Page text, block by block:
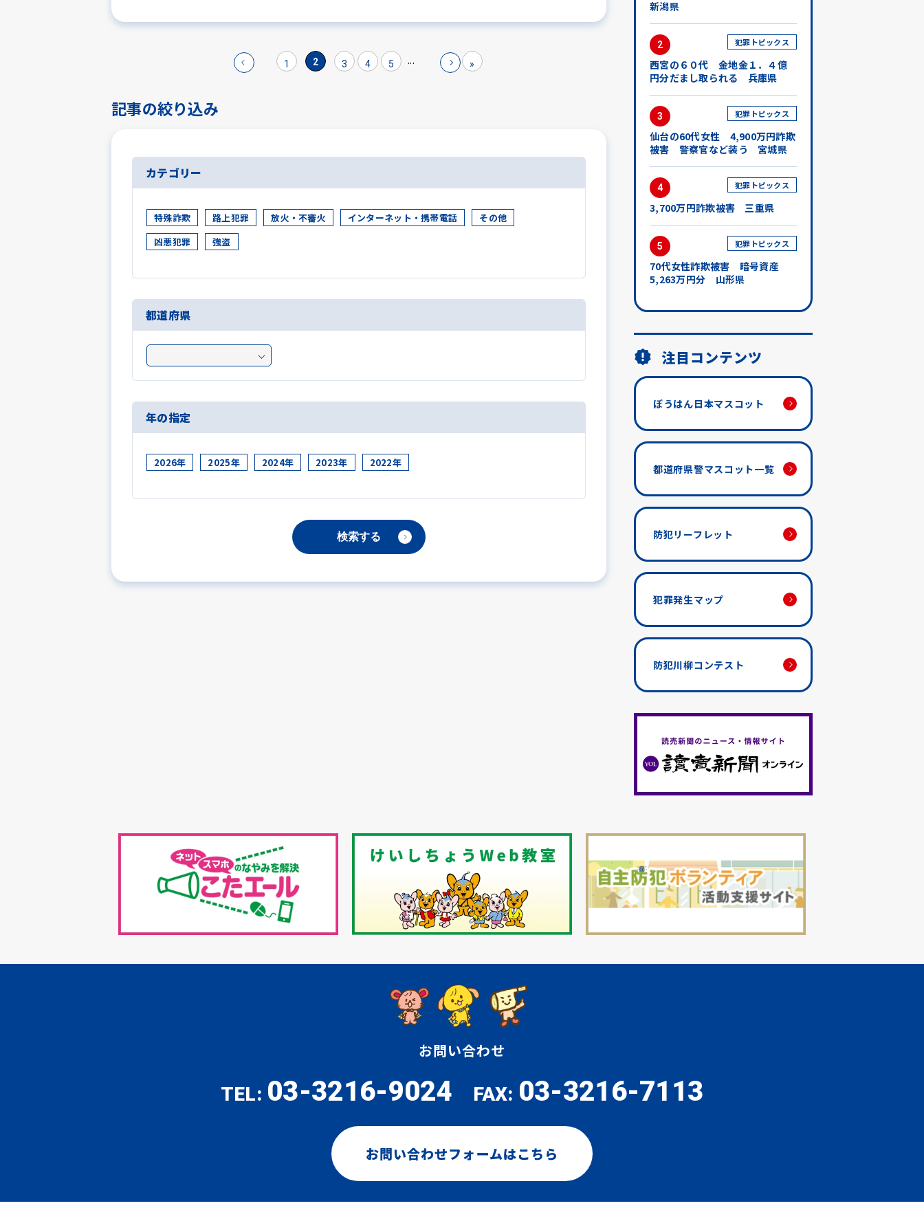
1 2 3 4 5 ... »
記事の絞り込み
カテゴリー
特殊詐欺 路上犯罪 放火・不審火 インターネット・携帯電話
その他
凶悪犯罪
強盗
都道府県
年の指定
2026年 2025年 2024年 2023年 2022年
新潟県
2 犯罪トピックス
西宮の６０代 金地金１．４億
円分だまし取られる 兵庫県
3 犯罪トピックス
仙台の60代女性 4,900万円詐欺
被害 警察官など装う 宮城県
4 犯罪トピックス
3,700万円詐欺被害 三重県
5 犯罪トピックス
70代女性詐欺被害 暗号資産
5,263万円分 山形県
注目コンテンツ
ぼうはん日本マスコット
都道府県警マスコット一覧
防犯リーフレット
犯罪発生マップ
防犯川柳コンテスト
お問い合わせ
TEL: 03-3216-9024 FAX: 03-3216-7113
お問い合わせフォームはこちら